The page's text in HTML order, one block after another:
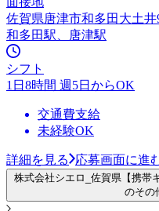
佐賀県唐津市和多田大土井
和多田駅、唐津駅
シフト
1日8時間 週5日からOK
交通費支給
未経験OK
詳細を見る 応募画面に進
株式会社シエロ_佐賀県【携帯
のその